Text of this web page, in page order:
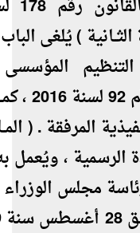
الثــانية ) يُلغى
التنظيم
والإعلام
المرفقة . (
الرسمية ، ويُعمل